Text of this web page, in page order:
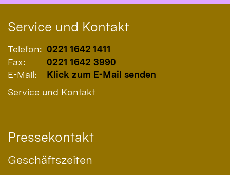
Service und Kontakt
Telefon: 0221 1642 1411
Fax:
0221 1642 3990
E-Mail:
Klick zum E-Mail senden
Service und Kontakt
Pressekontakt
Geschäftszeiten